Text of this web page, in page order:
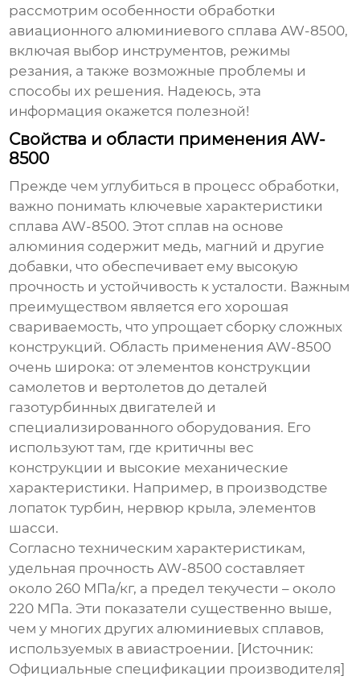
рассмотрим особенности обработки
авиационного алюминиевого сплава AW-8500,
включая выбор инструментов, режимы
резания, а также возможные проблемы и
способы их решения. Надеюсь, эта
информация окажется полезной!
Свойства и области применения AW-
8500
Прежде чем углубиться в процесс обработки,
важно понимать ключевые характеристики
сплава AW-8500. Этот сплав на основе
алюминия содержит медь, магний и другие
добавки, что обеспечивает ему высокую
прочность и устойчивость к усталости. Важным
преимуществом является его хорошая
свариваемость, что упрощает сборку сложных
конструкций. Область применения AW-8500
очень широка: от элементов конструкции
самолетов и вертолетов до деталей
газотурбинных двигателей и
специализированного оборудования. Его
используют там, где критичны вес
конструкции и высокие механические
характеристики. Например, в производстве
лопаток турбин, нервюр крыла, элементов
шасси.
Согласно техническим характеристикам,
удельная прочность AW-8500 составляет
около 260 МПа/кг, а предел текучести – около
220 МПа. Эти показатели существенно выше,
чем у многих других алюминиевых сплавов,
используемых в авиастроении. [Источник:
Официальные спецификации производителя]